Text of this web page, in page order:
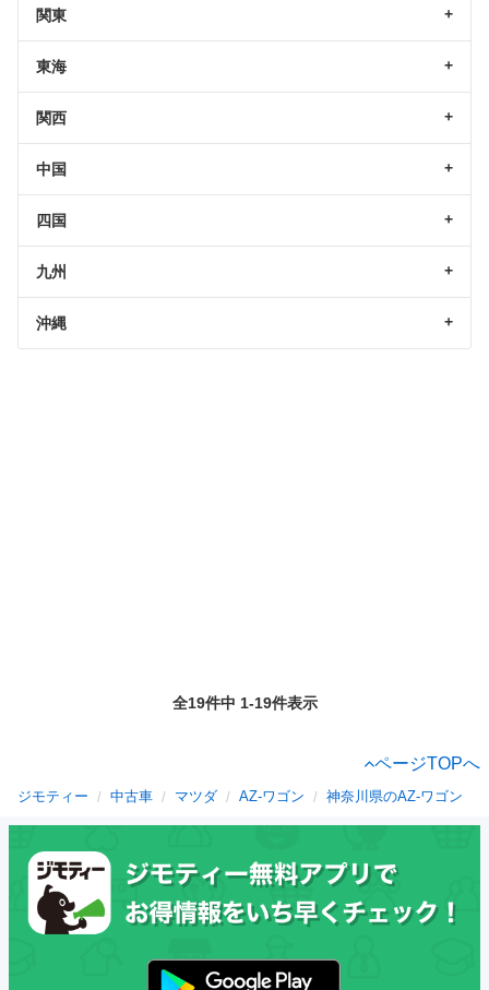
関東
東海
関西
中国
四国
九州
沖縄
全19件中 1-19件表示
ページTOPへ
ジモティー 中古車 マツダ AZ-ワゴン 神奈川県のAZ-ワゴン